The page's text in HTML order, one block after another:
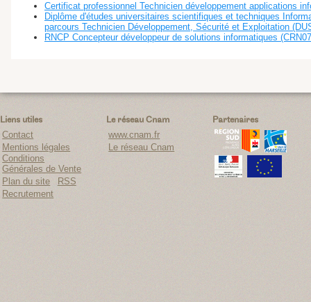
Certificat professionnel Technicien développement applications
Diplôme d'études universitaires scientifiques et techniques
parcours Technicien Développement, Sécurité et Exploitation
RNCP Concepteur développeur de solutions informatiques
Liens utiles
Contact
Mentions légales
Conditions
Générales de Vente
Plan du site
RSS
Recrutement
Le réseau Cnam
www.cnam.fr
Le réseau Cnam
Partenaires